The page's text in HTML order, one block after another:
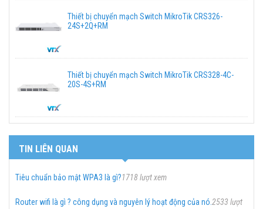
Thiết bị chuyển mạch Switch MikroTik CRS326-
24S+2Q+RM
Thiết bị chuyển mạch Switch MikroTik CRS328-4C-
20S-4S+RM
TIN LIÊN QUAN
Tiêu chuẩn bảo mật WPA3 là gì?1718 lượt xem
Router wifi là gì ? công dụng và nguyên lý hoạt động của nó. 2533 lượt